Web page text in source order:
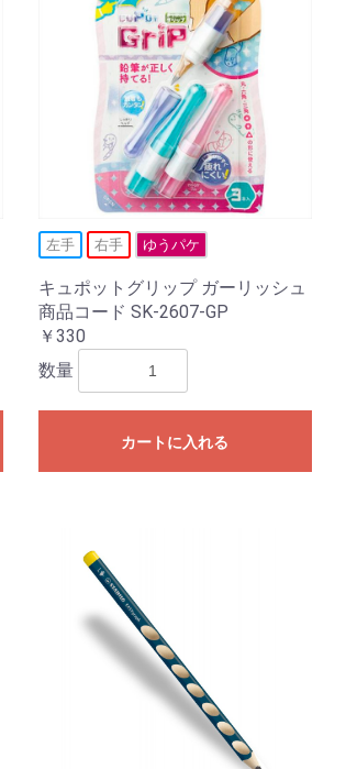
左手 右手 ゆうパケ
キュポットグリップ ガーリッシュ
商品コード SK-2607-GP
￥330
数量
カートに入れる